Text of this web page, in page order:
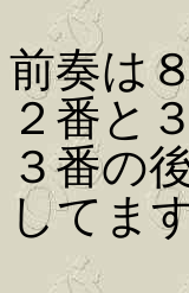
前奏は
２番と
３番の
してま